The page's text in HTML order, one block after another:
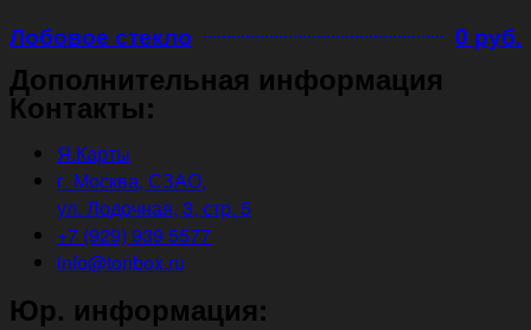
Лобовое стекло 0 руб.
Дополнительная информация
Контакты:
Я.Карты
г. Москва, СЗАО,
ул. Лодочная, 3, стр. 5
+7 (929) 939 5577
info@tonbox.ru
Юр. информация: